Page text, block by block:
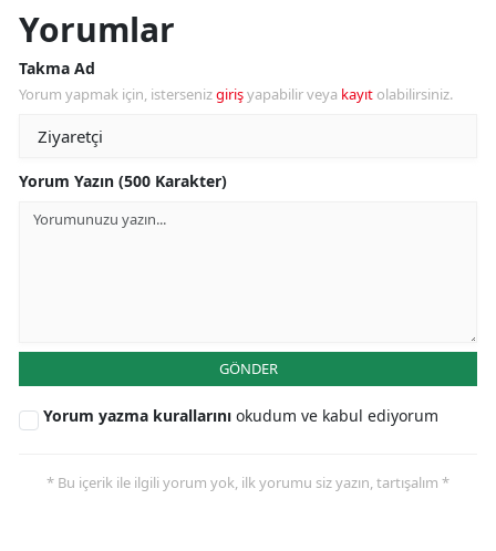
Yorumlar
Takma Ad
Yorum yapmak için, istersenizgirişyapabilir veya kayıt olabilirsiniz.
Yorum Yazın (500 Karakter)
GÖNDER
Yorum yazma kurallarını okudum ve kabul ediyorum
* Bu içerik ile ilgili yorum yok, ilk yorumu siz yazın, tartışalım *